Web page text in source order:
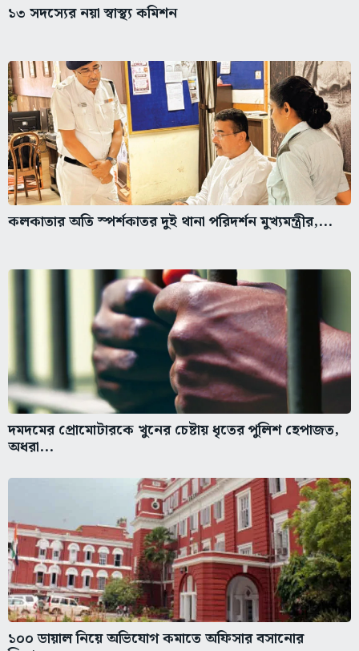
১৩ সদস্যের নয়া স্বাস্থ্য কমিশন
কলকাতার অতি স্পর্শকাতর দুই থানা পরিদর্শন মুখ্যমন্ত্রীর,...
দমদমের প্রোমোটারকে খুনের চেষ্টায় ধৃতের পুলিশ হেপাজত,
অধরা...
১০০ ডায়াল নিয়ে অভিযোগ কমাতে অফিসার বসানোর